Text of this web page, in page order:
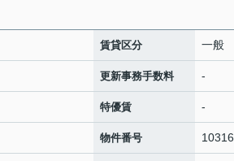
賃貸区分 一般
更新事務手数料 -
特優賃 -
物件番号